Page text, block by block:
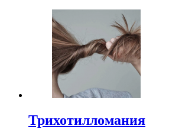
Трихотилломания